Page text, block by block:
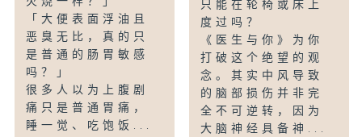
「大便表面浮油且
恶臭无比，真的只
是普通的肠胃敏感
吗？」
很多人以为上腹剧
痛只是普通胃痛，
睡一觉、吃饱饭...
只能在轮椅或床上
度过吗？
《医生与你》为你
打破这个绝望的观
念。其实中风导致
的脑部损伤并非完
全不可逆转，因为
大脑神经具备神...